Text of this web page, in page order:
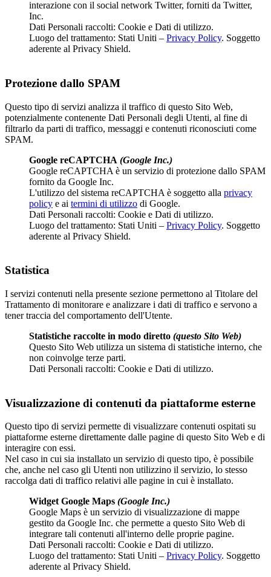
interazione con il social network Twitter, forniti da Twitter,
Inc.
Dati Personali raccolti: Cookie e Dati di utilizzo.
Luogo del trattamento: Stati Uniti – Privacy Policy. Soggetto
aderente al Privacy Shield.
Protezione dallo SPAM
Questo tipo di servizi analizza il traffico di questo Sito Web,
potenzialmente contenente Dati Personali degli Utenti, al fine di
filtrarlo da parti di traffico, messaggi e contenuti riconosciuti come
SPAM.
Google reCAPTCHA (Google Inc.)
Google reCAPTCHA è un servizio di protezione dallo SPAM
fornito da Google Inc.
L'utilizzo del sistema reCAPTCHA è soggetto alla privacy
policy e ai termini di utilizzo di Google.
Dati Personali raccolti: Cookie e Dati di utilizzo.
Luogo del trattamento: Stati Uniti – Privacy Policy. Soggetto
aderente al Privacy Shield.
Statistica
I servizi contenuti nella presente sezione permettono al Titolare del
Trattamento di monitorare e analizzare i dati di traffico e servono a
tener traccia del comportamento dell'Utente.
Statistiche raccolte in modo diretto (questo Sito Web)
Questo Sito Web utilizza un sistema di statistiche interno, che
non coinvolge terze parti.
Dati Personali raccolti: Cookie e Dati di utilizzo.
Visualizzazione di contenuti da piattaforme esterne
Questo tipo di servizi permette di visualizzare contenuti ospitati su
piattaforme esterne direttamente dalle pagine di questo Sito Web e di
interagire con essi.
Nel caso in cui sia installato un servizio di questo tipo, è possibile
che, anche nel caso gli Utenti non utilizzino il servizio, lo stesso
raccolga dati di traffico relativi alle pagine in cui è installato.
Widget Google Maps (Google Inc.)
Google Maps è un servizio di visualizzazione di mappe
gestito da Google Inc. che permette a questo Sito Web di
integrare tali contenuti all'interno delle proprie pagine.
Dati Personali raccolti: Cookie e Dati di utilizzo.
Luogo del trattamento: Stati Uniti – Privacy Policy. Soggetto
aderente al Privacy Shield.